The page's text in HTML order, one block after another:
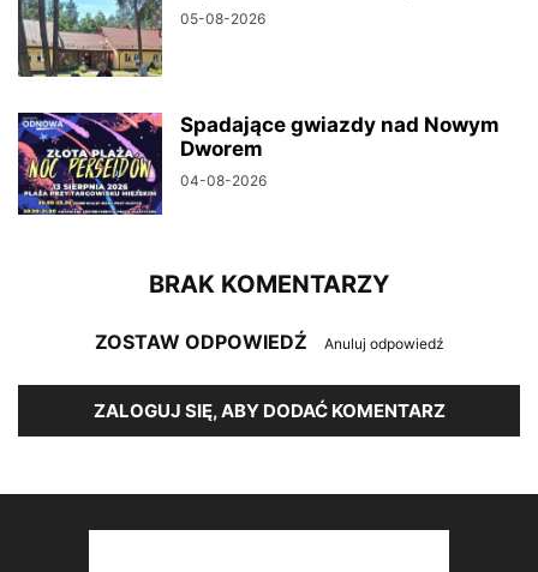
05-08-2026
Spadające gwiazdy nad Nowym
Dworem
04-08-2026
BRAK KOMENTARZY
ZOSTAW ODPOWIEDŹ Anuluj odpowiedź
ZALOGUJ SIĘ, ABY DODAĆ KOMENTARZ